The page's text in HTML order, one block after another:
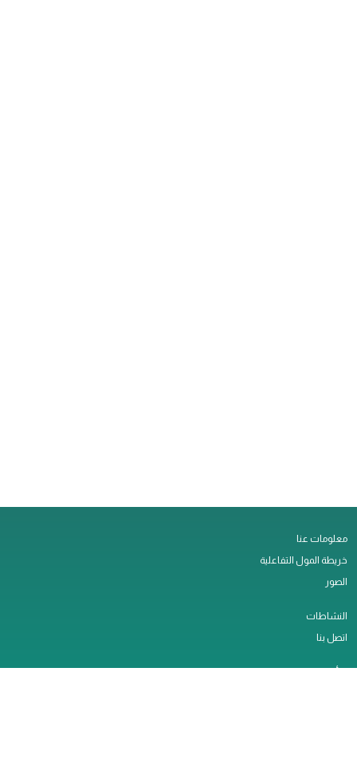
معلومات عنا
خريطة المول التفاعلية
الصور
النشاطات
اتصل بنا
التأجير